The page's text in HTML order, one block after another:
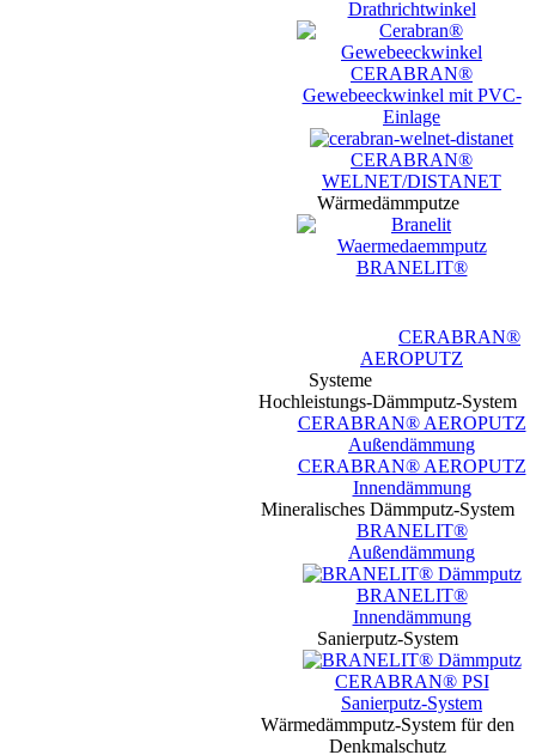
Drathrichtwinkel
CERABRAN®
Gewebeeckwinkel mit PVC-
Einlage
CERABRAN®
WELNET/DISTANET
Wärmedämmputze
BRANELIT®
CERABRAN®
AEROPUTZ
Systeme
Hochleistungs-Dämmputz-System
CERABRAN® AEROPUTZ
Außendämmung
CERABRAN® AEROPUTZ
Innendämmung
Mineralisches Dämmputz-System
BRANELIT®
Außendämmung
BRANELIT®
Innendämmung
Sanierputz-System
CERABRAN® PSI
Sanierputz-System
Wärmedämmputz-System für den
Denkmalschutz